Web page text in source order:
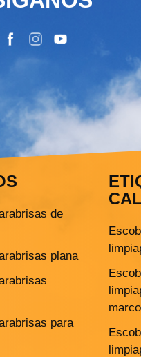
de
plana
para
marco